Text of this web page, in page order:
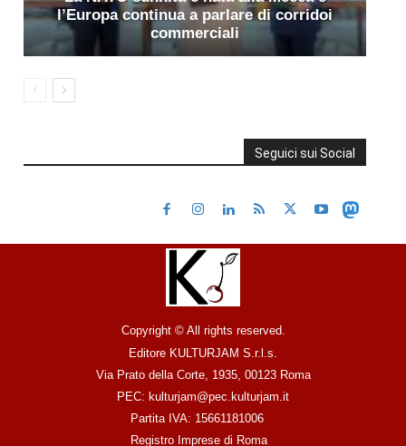
l’Europa continua a parlare di corridoi
commerciali
Seguici sui Social
Copyright © All rights reserved.
Editore KULTURJAM S.r.l.s.
Via Prato della Corte, 1935, 00123 Roma
PEC: kulturjam@pec.kulturjam.it
Partita IVA: 15661181006
Registro Imprese di Roma